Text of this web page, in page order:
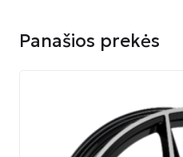
Panašios prekės